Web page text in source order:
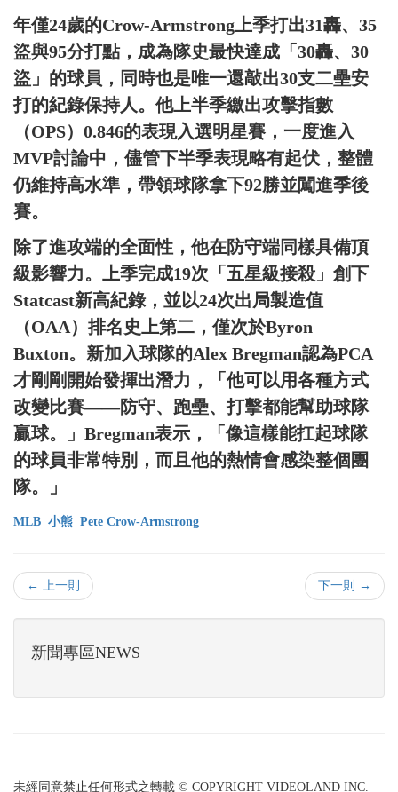
年僅24歲的Crow-Armstrong上季打出31轟、35
盜與95分打點，成為隊史最快達成「30轟、30
盜」的球員，同時也是唯一還敲出30支二壘安
打的紀錄保持人。他上半季繳出攻擊指數
（OPS）0.846的表現入選明星賽，一度進入
MVP討論中，儘管下半季表現略有起伏，整體
仍維持高水準，帶領球隊拿下92勝並闖進季後
賽。
除了進攻端的全面性，他在防守端同樣具備頂
級影響力。上季完成19次「五星級接殺」創下
Statcast新高紀錄，並以24次出局製造值
（OAA）排名史上第二，僅次於Byron
Buxton。新加入球隊的Alex Bregman認為PCA
才剛剛開始發揮出潛力，「他可以用各種方式
改變比賽——防守、跑壘、打擊都能幫助球隊
贏球。」Bregman表示，「像這樣能扛起球隊
的球員非常特別，而且他的熱情會感染整個團
隊。」
MLB 小熊 Pete Crow-Armstrong
← 上一則 下一則 →
新聞專區NEWS
未經同意禁止任何形式之轉載 © COPYRIGHT VIDEOLAND INC.